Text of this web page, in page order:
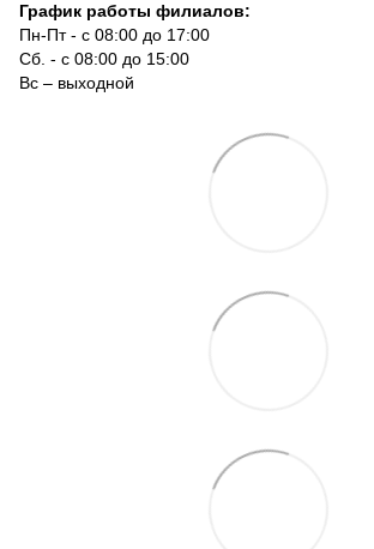
График работы филиалов:
Пн-Пт - с 08:00 до 17:00
Сб. - с 08:00 до 15:00
Вс – выходной